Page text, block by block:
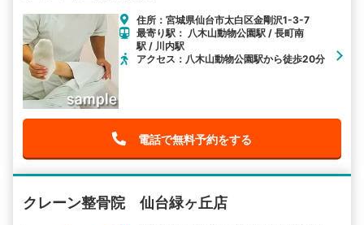
住所：宮城県仙台市太白区金剛沢1-3-7
最寄り駅： 八木山動物公園駅 / 長町南
駅 / 川内駅
アクセス：八木山動物公園駅から徒歩20分
電話で無料予約をする
クレーン整骨院 仙台緑ヶ丘店